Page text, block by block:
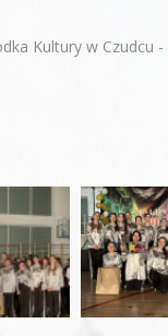
Kultury w Czudcu